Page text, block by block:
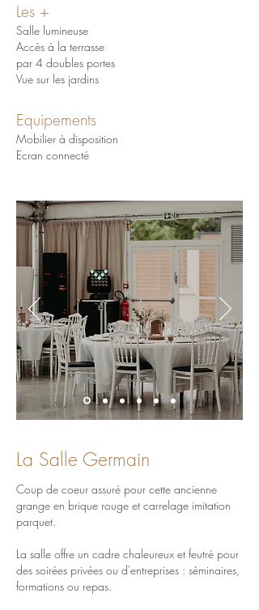
Les +
Salle lumineuse
Accès à la terrasse
par 4 doubles portes
Vue sur les jardins
Equipements
Mobilier à disposition
Ecran connecté
La Salle Germain
Coup de coeur assuré pour cette ancienne
grange en brique rouge et carrelage imitation
parquet.
La salle offre un cadre chaleureux et feutré pour
des soirées privées ou d'entreprises : séminaires,
formations ou repas.